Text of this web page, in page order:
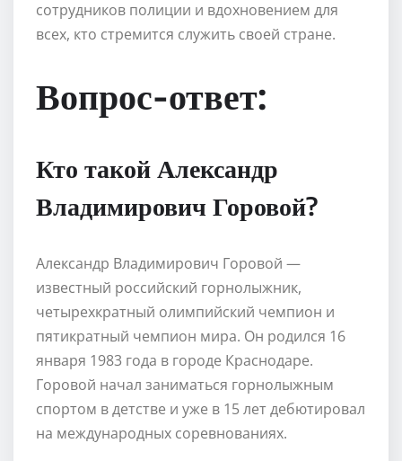
сотрудников полиции и вдохновением для
всех, кто стремится служить своей стране.
Вопрос-ответ:
Кто такой Александр
Владимирович Горовой?
Александр Владимирович Горовой —
известный российский горнолыжник,
четырехкратный олимпийский чемпион и
пятикратный чемпион мира. Он родился 16
января 1983 года в городе Краснодаре.
Горовой начал заниматься горнолыжным
спортом в детстве и уже в 15 лет дебютировал
на международных соревнованиях.